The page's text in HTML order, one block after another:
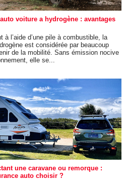
voiture a hydrogène : avantages
à l’aide d’une pile à combustible, la
est considérée par beaucoup
de la mobilité. Sans émission nocive
elle se...
une caravane ou remorque :
auto choisir ?